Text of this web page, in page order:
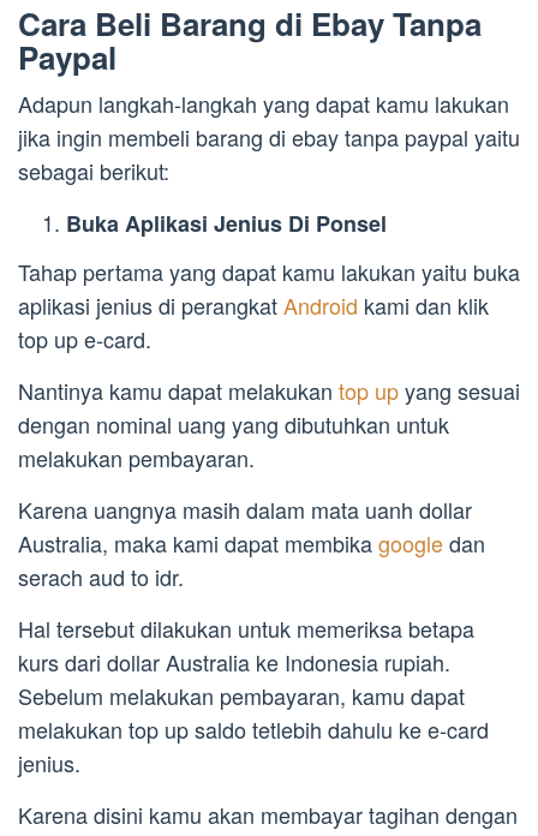
Cara Beli Barang di Ebay Tanpa
Paypal
Adapun langkah-langkah yang dapat kamu lakukan
jika ingin membeli barang di ebay tanpa paypal yaitu
sebagai berikut:
Buka Aplikasi Jenius Di Ponsel
Tahap pertama yang dapat kamu lakukan yaitu buka
aplikasi jenius di perangkatAndroid kami dan klik
top up e-card.
Nantinya kamu dapat melakukan top upyang sesuai
dengan nominal uang yang dibutuhkan untuk
melakukan pembayaran.
Karena uangnya masih dalam mata uanh dollar
Australia, maka kami dapat membikagoogledan
serach aud to idr.
Hal tersebut dilakukan untuk memeriksa betapa
kurs dari dollar Australia ke Indonesia rupiah.
Sebelum melakukan pembayaran, kamu dapat
melakukan top up saldo tetlebih dahulu ke e-card
jenius.
Karena disini kamu akan membayar tagihan dengan